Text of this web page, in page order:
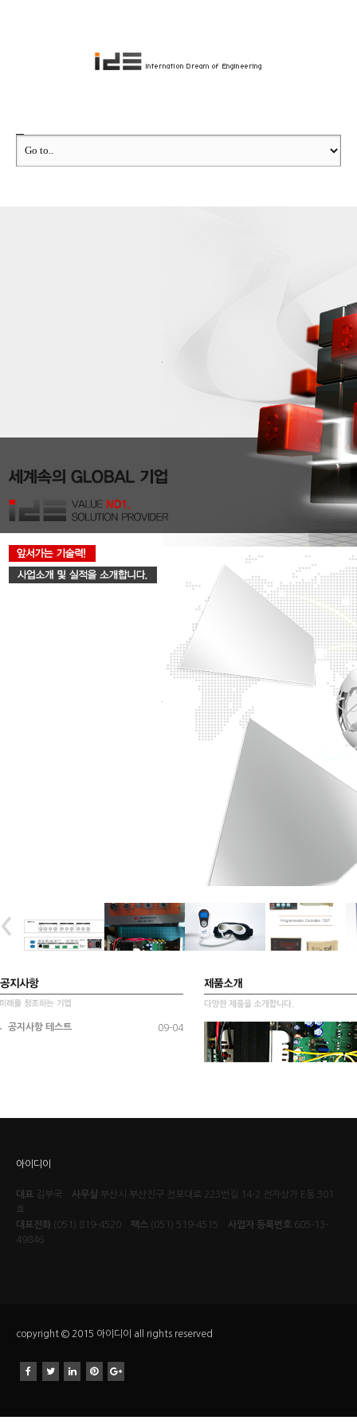
공지사항 테스트 09-04
아이디이
대표 김부국 사무실 부산시 부산진구 전포대로 223번길 14-2 전자상가 E동 301
호
대표전화 (051) 819-4520 팩스 (051) 519-4515 사업자 등록번호 605-13-
49846
copyright © 2015 아이디이 all rights reserved